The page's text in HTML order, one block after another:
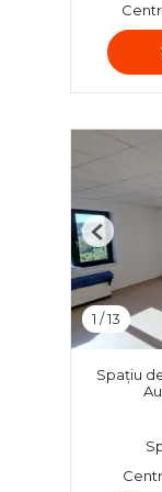
1 /13
Previous
Spațiu